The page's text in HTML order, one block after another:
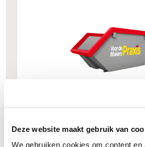
Deze website maakt gebruik van
We gebruiken cookies om content en
Bouwafval €304,-